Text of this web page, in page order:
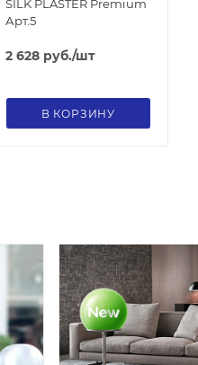
SILK PLASTER Premium
Арт.5
2 628 руб./шт
В КОРЗИНУ